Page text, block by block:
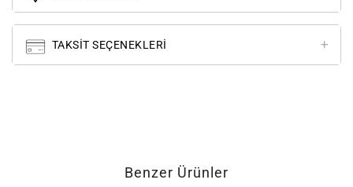
TAKSIT SEÇENEKLERI
Benzer Ürünler